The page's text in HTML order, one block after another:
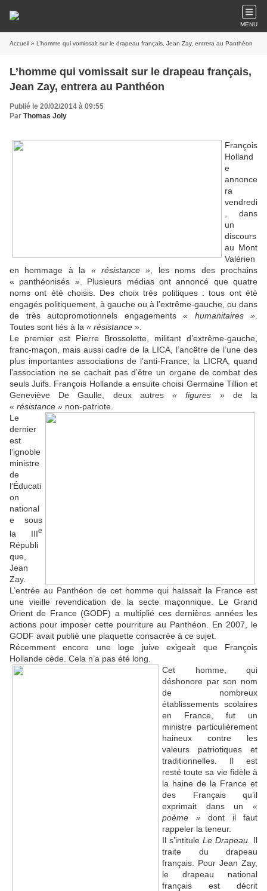
MENU
Accueil » L’homme qui vomissait sur le drapeau français, Jean Zay, entrera au Panthéon
L’homme qui vomissait sur le drapeau français,
Jean Zay, entrera au Panthéon
Publié le 20/02/2014 à 09:55
Par Thomas Joly
François
Holland
e
annonce
ra
vendredi
, dans
un
discours
au Mont
Valérien
en hommage à la « résistance » , les noms des prochains
« panthéonisés ». Plusieurs médias ont annoncé que quatre
noms ont été choisis. Des choix très politiques : tous ont été
engagés politiquement, à gauche ou à l’extrême-gauche, ou dans
de très autopromotionnels engagements « humanitaires »
Toutes sont liés à la « résistance »
Le premier est Pierre Brossolette, militant d’extrême-gauche,
franc-maçon, mais aussi cadre de la LICA, l’ancêtre de l’une des
plus importantes associations de l’anti-France, la LICRA, quand
l’association ne se cachait pas d’être un organe de combat des
seuls Juifs. François Hollande a ensuite choisi Germaine Tillion et
Geneviève De Gaulle, deux autres« figures »de la
« résistance » non-patriote.
Le
dernier
est
l’ignoble
ministre
de
l’Éducati
on
national
e sous
la IIIe
Républi
que,
Jean
Zay.
L’entrée au Panthéon de cet homme qui haïssait la France est
une vieille revendication de la secte maçonnique. Le Grand
Orient de France (GODF) a multiplié ces dernières années les
actions pour imposer cette pourriture au Panthéon. En 2007, le
GODF avait publié une plaquette consacrée à ce sujet.
Récemment encore une loge juive exigeait que François
Hollande cède. Cela n’a pas été long.
Cet homme, qui
déshonore par son nom
de nombreux
établissements scolaires
en France, fut un
ministre particulièrement
haineux contre les
valeurs patriotiques et
traditionnelles. Il est
resté toute sa vie fidèle à
la haine de la France et
des Français qu’il
exprimait dans un «
poème »dont il faut
rappeler la teneur.
Il s’intitule Le Drapeau
Il
traite du drapeau
français. Pour Jean Zay,
le drapeau national
français est décrit